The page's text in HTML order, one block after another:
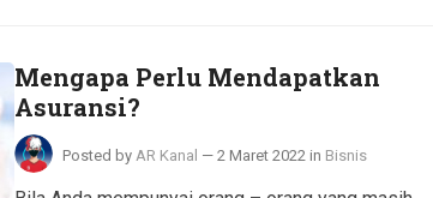
Mengapa Perlu Mendapatkan
Asuransi?
Posted by AR Kanal — 2 Maret 2022 in Bisnis